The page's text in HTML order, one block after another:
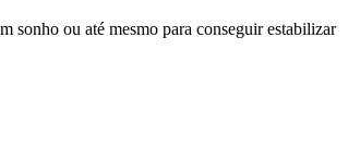
sonho ou até mesmo para conseguir estabilizar